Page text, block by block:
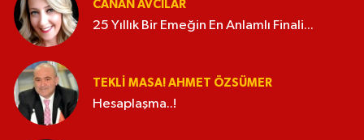
CANAN AVCILAR
25 Yıllık Bir Emeğin En Anlamlı Finali...
TEKLI MASA! AHMET ÖZSÜMER
Hesaplaşma..!